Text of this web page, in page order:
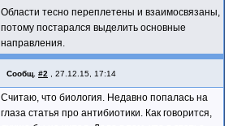
Области тесно переплетены и взаимосвязаны,
потому постарался выделить основные
направления.
Сообщ. #2 27.12.15, 17:14
Считаю, что биология. Недавно попалась на
глаза статья про антибиотики. Как говорится,